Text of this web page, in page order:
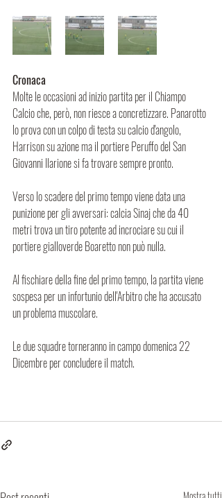
Cronaca
Molte le occasioni ad inizio partita per il Chiampo
Calcio che, però, non riesce a concretizzare. Panarotto
lo prova con un colpo di testa su calcio d'angolo,
Harrison su azione ma il portiere Peruffo del San
Giovanni Ilarione si fa trovare sempre pronto.
Verso lo scadere del primo tempo viene data una
punizione per gli avversari: calcia Sinaj che da 40
metri trova un tiro potente ad incrociare su cui il
portiere gialloverde Boaretto non può nulla.
Al fischiare della fine del primo tempo, la partita viene
sospesa per un infortunio dell'Arbitro che ha accusato
un problema muscolare.
Le due squadre torneranno in campo domenica 22
Dicembre per concludere il match.